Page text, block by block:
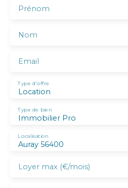
Prénom
Nom
Email
Location
Type d'offre
Immobilier Pro
Type de bien
Auray 56400
Localisation
Loyer max (€/mois)